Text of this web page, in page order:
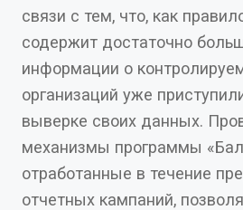
связи с тем, что, как
содержит достаточно большие объемы
информации о
организаций уже приступили к подготовке и
выверке своих данных.
механизмы программы «Баланс-2: ФУоКС 2.0»,
отработанные в течение
отчетных кампаний,